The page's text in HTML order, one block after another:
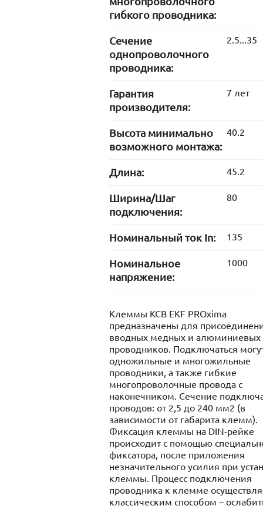
гибкого проводника:
Сечение
однопроволочного
проводника:
2.5...35
Гарантия
производителя:
7 лет
Высота минимально
возможного монтажа:
40.2
Длина: 45.2
Ширина/Шаг
подключения:
80
Номинальный ток In: 135
Номинальное
напряжение:
1000
Клеммы КСВ EKF PROxima
предназначены для
вводных медных и алюминиевых
проводников. Подключаться
одножильные и многожильные
проводники, а также гибкие
многопроволочные провода с
наконечником. Сечение
проводов: от 2,5 до 240 мм2 (в
зависимости от габарита клемм).
Фиксация клеммы на DIN-рейке
происходит с помощью
фиксатора, после приложения
незначительного усилия при
клеммы. Процесс подключения
проводника к клемме
классическим способом –